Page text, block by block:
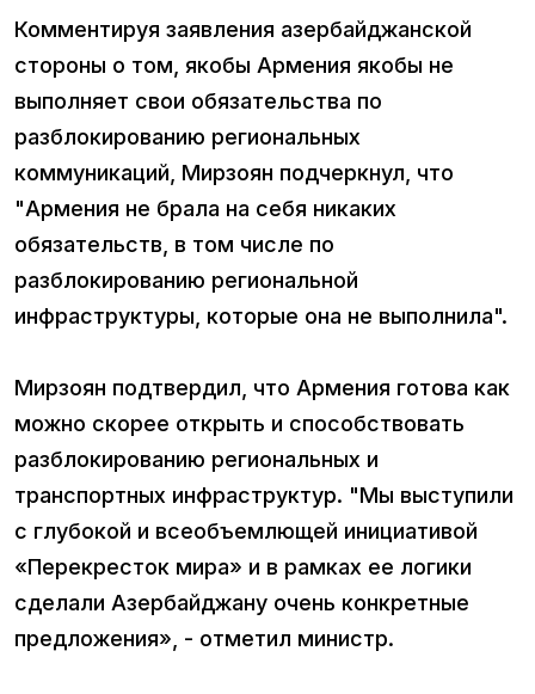
Комментируя заявления азербайджанской
стороны о том, якобы Армения якобы не
выполняет свои обязательства по
разблокированию региональных
коммуникаций, Мирзоян подчеркнул, что
"Армения не брала на себя никаких
обязательств, в том числе по
разблокированию региональной
инфраструктуры, которые она не выполнила".
Мирзоян подтвердил, что Армения готова как
можно скорее открыть и способствовать
разблокированию региональных и
транспортных инфраструктур. "Мы выступили
с глубокой и всеобъемлющей инициативой
«Перекресток мира» и в рамках ее логики
сделали Азербайджану очень конкретные
предложения», - отметил министр.